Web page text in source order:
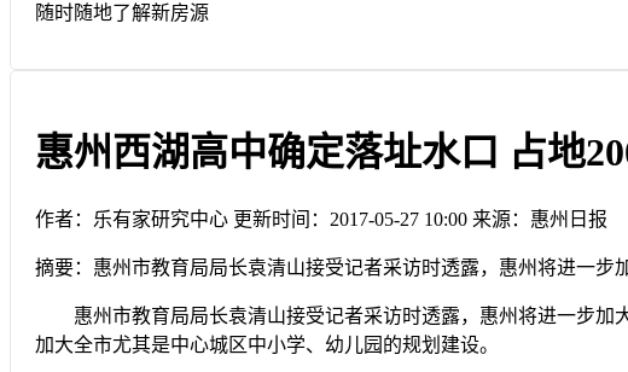
随时随地了解新房源
惠州西湖高中确定落址水口 占地
作者：乐有家研究中心 更新时间：2017-05-27 10:00 来源：惠州日报
摘要： 惠州市教育局局长袁清山接受记者采访时透露，惠州将进一步
惠州市教育局局长袁清山接受记者采访时透露，惠州将进一步加
加大全市尤其是中心城区中小学、幼儿园的规划建设。